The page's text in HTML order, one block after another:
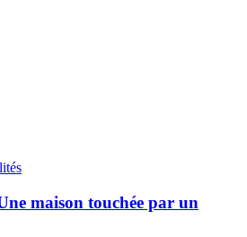
maison touchée par un